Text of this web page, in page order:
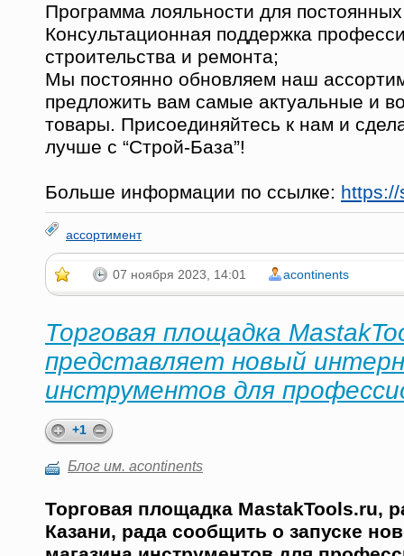
Программа лояльности для
Консультационная поддержка
строительства и ремонта;
Мы постоянно обновляем наш
предложить вам самые актуальные и
товары. Присоединяйтесь к нам и
лучше с “Строй-База”!
Больше информации по ссылке:
ассортимент
07 ноября 2023, 14:01 acontinents
Торговая площадка
представляет новый
инструментов для
+1
Блог им. acontinents
Торговая площадка MastakTools.ru,
Казани, рада сообщить о запуске